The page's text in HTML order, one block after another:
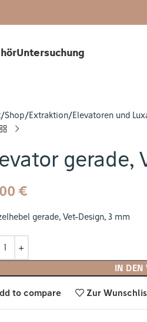
Untersuchung
Shop Extraktion Elevatoren und
gerade,
€
gerade, Vet-Design, 3 mm
IN DEN
to compare Zur